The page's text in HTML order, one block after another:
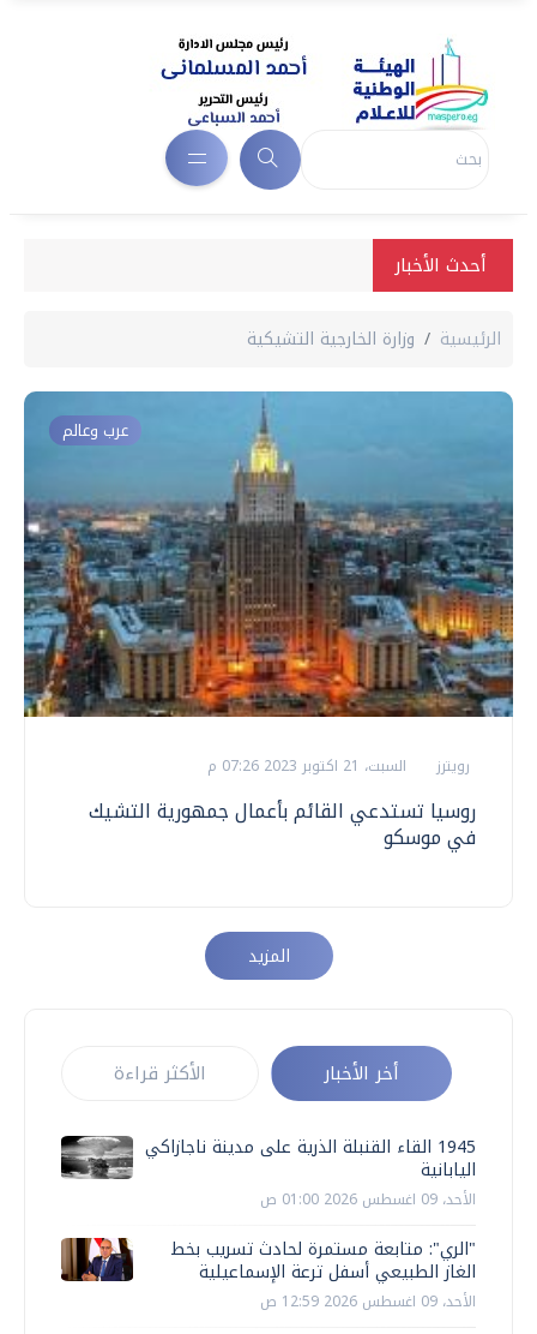
أحدث الأخبار
الرئيسية وزارة الخارجية التشيكية
عرب وعالم
رويترز السبت، 21 اكتوبر 2023 07:26 م
روسيا تستدعي القائم بأعمال جمهورية التشيك
في موسكو
المزيد
أخر الأخبار الأكثر قراءة
1945 القاء القنبلة الذرية على مدينة ناجازاكي
اليابانية
الأحد، 09 اغسطس 2026 01:00 ص
"الري": متابعة مستمرة لحادث تسريب بخط
الغاز الطبيعي أسفل ترعة الإسماعيلية
الأحد، 09 اغسطس 2026 12:59 ص